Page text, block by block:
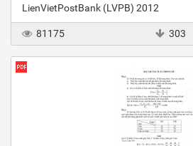
LienVietPostBank (LVPB) 2012
81175 303